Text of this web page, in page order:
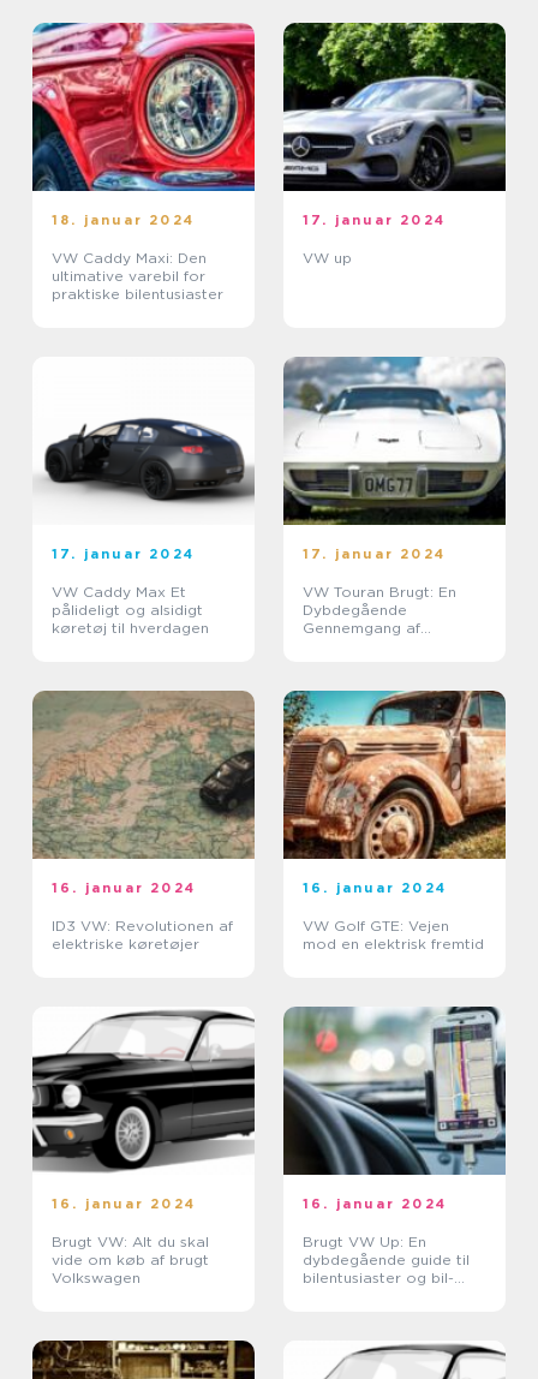
18. januar 2024
VW Caddy Maxi: Den
ultimative varebil for
praktiske bilentusiaster
17. januar 2024
VW up
17. januar 2024
VW Caddy Max Et
pålideligt og alsidigt
køretøj til hverdagen
17. januar 2024
VW Touran Brugt: En
Dybdegående
Gennemgang af
16. januar 2024
ID3 VW: Revolutionen af
elektriske køretøjer
16. januar 2024
VW Golf GTE: Vejen
mod en elektrisk fremtid
16. januar 2024
Brugt VW: Alt du skal
vide om køb af brugt
Volkswagen
16. januar 2024
Brugt VW Up: En
dybdegående guide til
bilentusiaster og bil-